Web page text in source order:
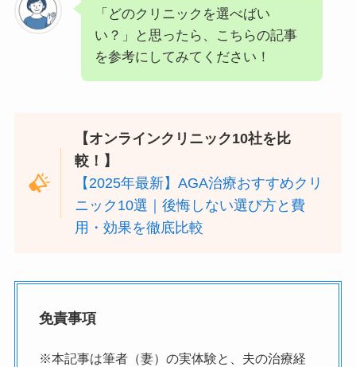
「どのクリニックを選べばい
い？」と思ったら、こちらの記事
を参考にしてみてください！
【オンラインクリニック10社を比
較！】
【2025年最新】AGA治療おすすめクリ
ニック10選｜後悔しない選び方と費
用・効果を徹底比較
免責事項
※本記事は筆者（妻）の実体験と、夫の治療経